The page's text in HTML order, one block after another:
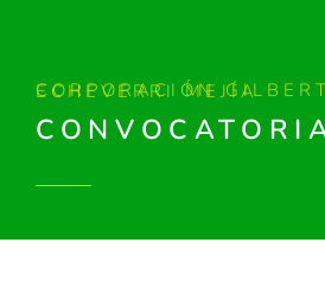
CORPORACIÓN GILBERTO ECHEVERRI MEJÍA